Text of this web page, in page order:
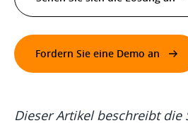
Fordern Sie eine Demo an
Dieser Artikel beschreibt die